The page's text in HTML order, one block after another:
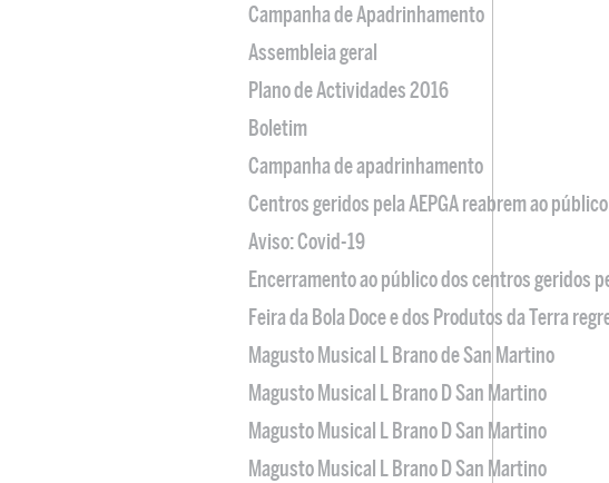
Campanha de Apadrinhamento
Assembleia geral
Plano de Actividades 2016
Boletim
Campanha de apadrinhamento
Centros geridos pela AEPGA reabrem ao
Aviso: Covid-19
Encerramento ao público dos centros geridos
Feira da Bola Doce e dos Produtos da Terra
Magusto Musical L Brano de San Martino
Magusto Musical L Brano D San Martino
Magusto Musical L Brano D San Martino
Magusto Musical L Brano D San Martino